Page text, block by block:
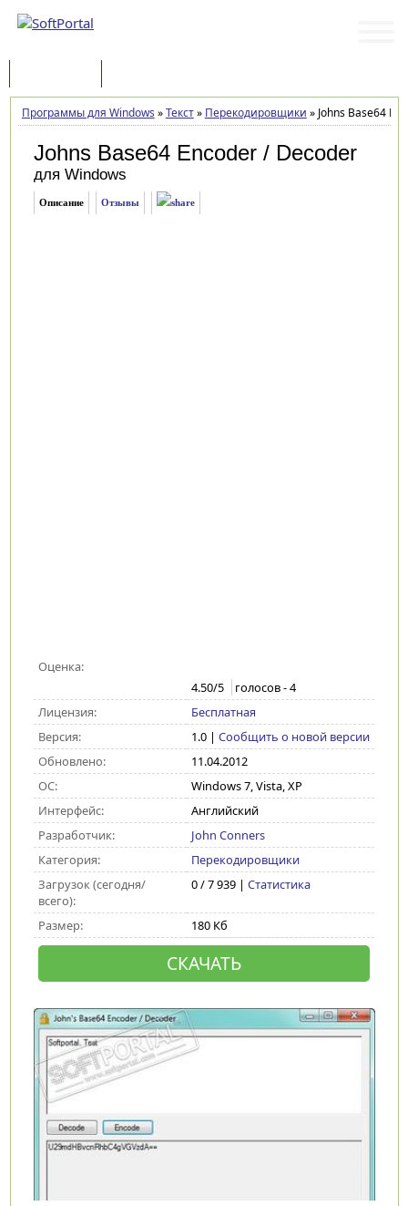
Программы для Windows »Текст» Перекодировщики »Johns Base64
Johns Base64 Encoder / Decoder
для Windows
Описание Отзывы
Оценка:
4.50/5 голосов -4
Лицензия:
Бесплатная
Версия:
1.0| Сообщить о новой версии
Обновлено:
11.04.2012
ОС:
Windows 7, Vista, XP
Интерфейс:
Английский
Разработчик:
John Conners
Категория:
Перекодировщики
Загрузок (сегодня/
всего):
0 / 7 939 | Статистика
Размер: 180 Кб
СКАЧАТЬ